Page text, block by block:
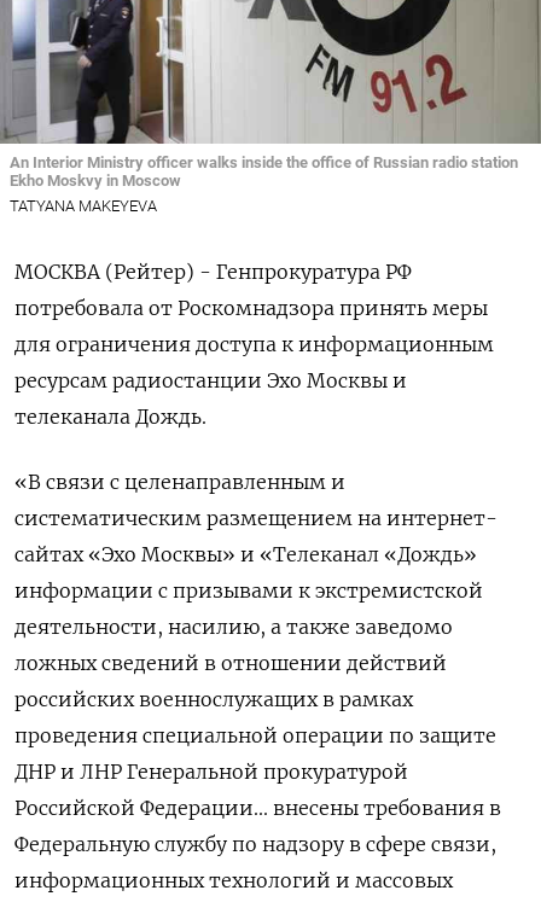
An Interior Ministry officer walks inside the office of Russian radio station
Ekho Moskvy in Moscow
TATYANA MAKEYEVA
МОСКВА (Рейтер) - Генпрокуратура РФ
потребовала от Роскомнадзора принять меры
для ограничения доступа к информационным
ресурсам радиостанции Эхо Москвы и
телеканала Дождь.
«В связи с целенаправленным и
систематическим размещением на интернет-
сайтах «Эхо Москвы» и «Телеканал «Дождь»
информации с призывами к экстремистской
деятельности, насилию, а также заведомо
ложных сведений в отношении действий
российских военнослужащих в рамках
проведения специальной операции по защите
ДНР и ЛНР Генеральной прокуратурой
Российской Федерации... внесены требования в
Федеральную службу по надзору в сфере связи,
информационных технологий и массовых